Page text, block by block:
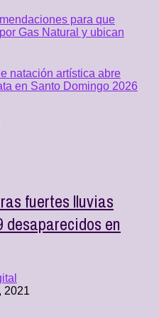
para que
Gas Natural y ubican
natación artística abre
en Santo Domingo 2026
fuertes lluvias
desaparecidos en
2021